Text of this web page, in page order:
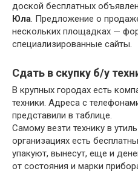
доской бесплатных
Юла. Предложение о
нескольких площадках —
специализированные сайты.
Сдать в скупку б/у
В крупных городах есть
техники. Адреса с
представили в таблице.
Самому везти технику в
организациях есть
упакуют, вынесут, еще и
от состояния и марки